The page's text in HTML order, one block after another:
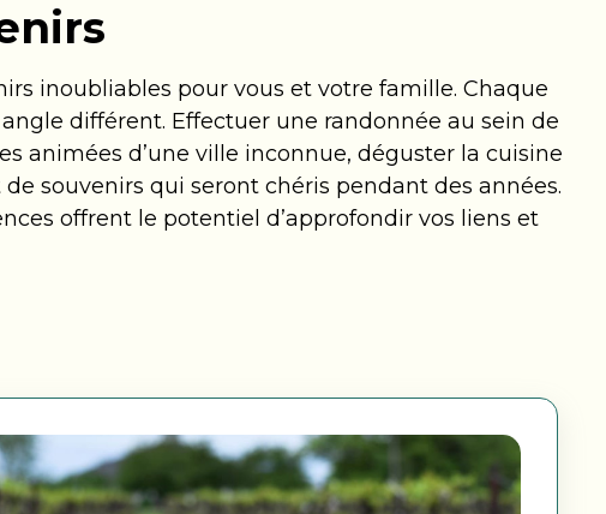
Domaine des Érables
inoubliables pour vous et votre famille. Chaque
différent. Effectuer une randonnée au sein de
animées d’une ville inconnue, déguster la cuisine
souvenirs qui seront chéris pendant des années.
offrent le potentiel d’approfondir vos liens et